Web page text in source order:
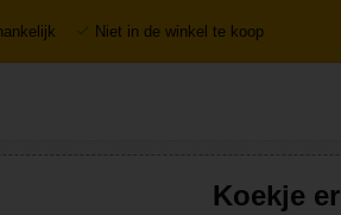
Niet in de winkel te koop
Koekje